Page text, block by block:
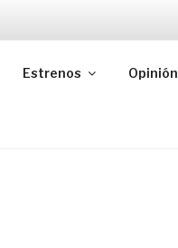
Estrenos Opinión